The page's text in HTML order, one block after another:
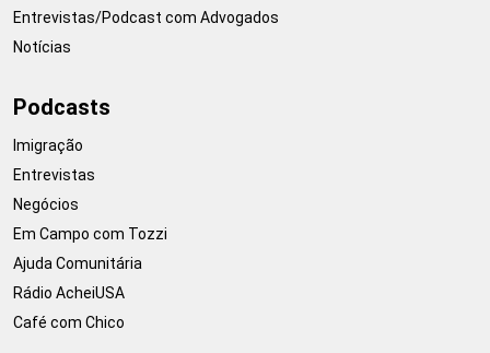
Entrevistas/Podcast com Advogados
Notícias
Podcasts
Imigração
Entrevistas
Negócios
Em Campo com Tozzi
Ajuda Comunitária
Rádio AcheiUSA
Café com Chico